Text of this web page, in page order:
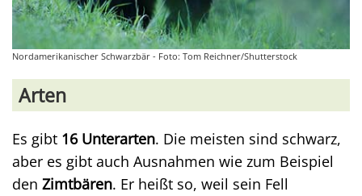
Nordamerikanischer Schwarzbär - Foto: Tom Reichner/Shutterstock
Arten
Es gibt 16 Unterarten. Die meisten sind schwarz,
aber es gibt auch Ausnahmen wie zum Beispiel
den Zimtbären. Er heißt so, weil sein Fell